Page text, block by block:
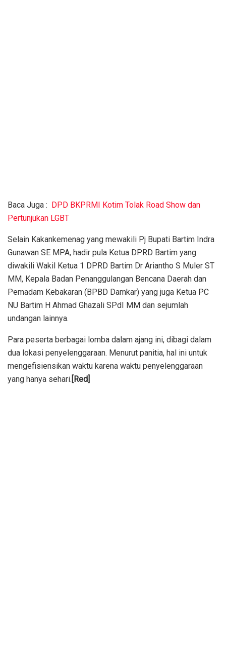
Baca Juga : DPD BKPRMI Kotim Tolak Road Show dan
Pertunjukan LGBT
Selain Kakankemenag yang mewakili Pj Bupati Bartim Indra
Gunawan SE MPA, hadir pula Ketua DPRD Bartim yang
diwakili Wakil Ketua 1 DPRD Bartim Dr Ariantho S Muler ST
MM, Kepala Badan Penanggulangan Bencana Daerah dan
Pemadam Kebakaran (BPBD Damkar) yang juga Ketua PC
NU Bartim H Ahmad Ghazali SPdI MM dan sejumlah
undangan lainnya.
Para peserta berbagai lomba dalam ajang ini, dibagi dalam
dua lokasi penyelenggaraan. Menurut panitia, hal ini untuk
mengefisiensikan waktu karena waktu penyelenggaraan
yang hanya sehari. [Red]